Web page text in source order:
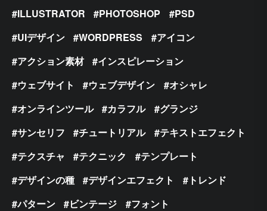
ILLUSTRATOR
PHOTOSHOP
PSD
UIデザイン
WORDPRESS
アイコン
アクション素材
インスピレーション
ウェブサイト
ウェブデザイン
オシャレ
オンラインツール
カラフル
グランジ
サンセリフ
チュートリアル
テキストエフェクト
テクスチャ
テクニック
テンプレート
デザインの種
デザインエフェクト
トレンド
パターン
ビンテージ
フォント